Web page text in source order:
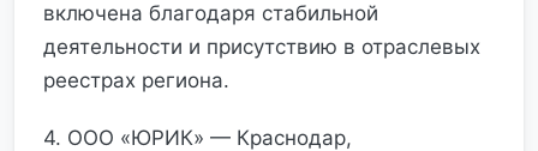
включена благодаря стабильной
деятельности и присутствию в отраслевых
реестрах региона.
4. ООО «ЮРИК» — Краснодар,